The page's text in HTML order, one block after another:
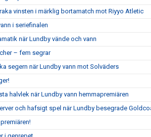
vinsten i märklig bortamatch mot Riyyo Atletic
i seriefinalen
när Lundby vände och vann
– fem segrar
segern när Lundby vann mot Solväders
halvlek när Lundby vann hemmapremiären
och hafsigt spel när Lundby besegrade